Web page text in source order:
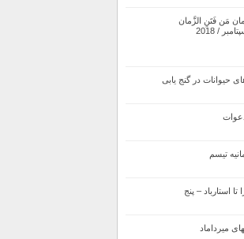
مَن فَتَنِ الزَّمان
حیوانات در گنج یابی
تیسم
تا استارباد – پنج
میرداماد